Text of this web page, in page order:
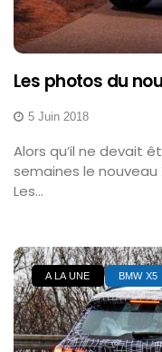
Les photos du
5 Juin 2018
Alors qu’il ne devait
semaines le
Les...
A LA UNE BMW X5